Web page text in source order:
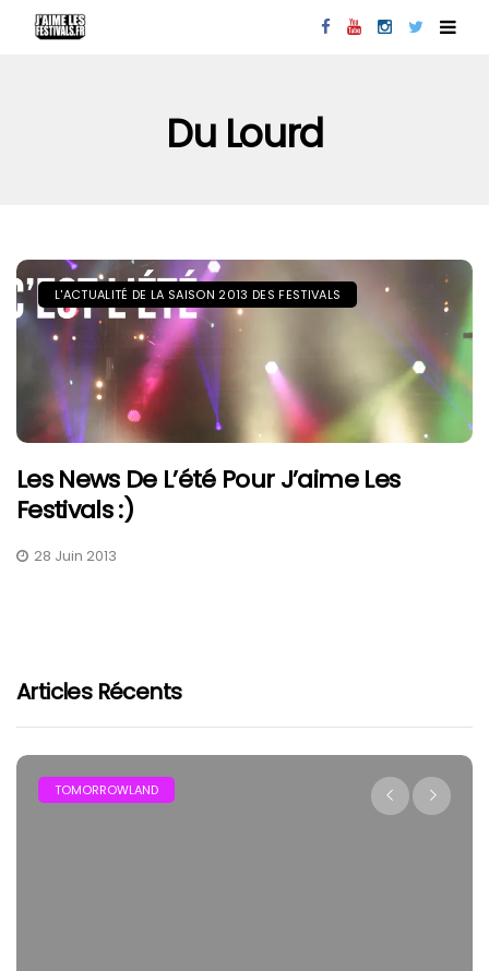
Du Lourd
L'ACTUALITÉ DE LA SAISON 2013 DES FESTIVALS
Les News De L’été Pour J’aime Les
Festivals :)
28 Juin 2013
Articles Récents
TOMORROWLAND